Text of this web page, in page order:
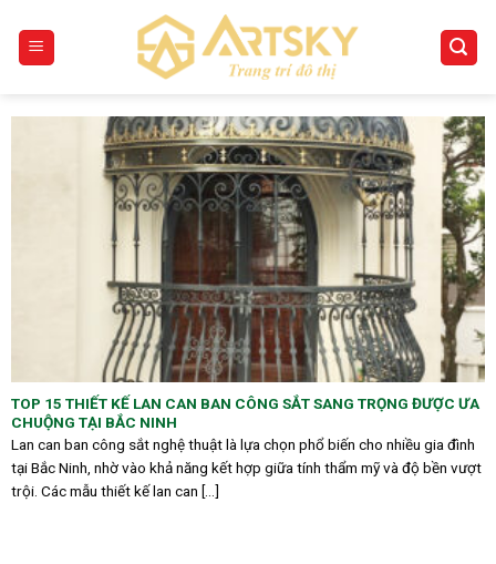
content
TOP 15 THIẾT KẾ LAN CAN BAN CÔNG SẮT SANG TRỌNG ĐƯỢC ƯA
CHUỘNG TẠI BẮC NINH
Lan can ban công sắt nghệ thuật là lựa chọn phổ biến cho nhiều gia đình
tại Bắc Ninh, nhờ vào khả năng kết hợp giữa tính thẩm mỹ và độ bền vượt
trội. Các mẫu thiết kế lan can [...]